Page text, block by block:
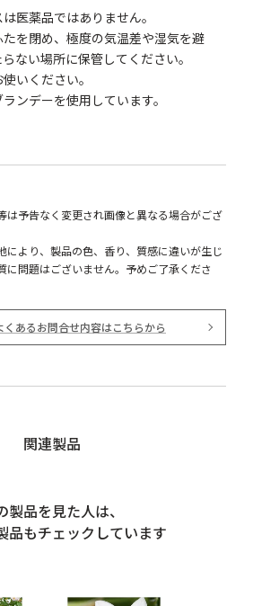
医薬品ではありません。
たを閉め、極度の気温差や湿気を避
ない場所に保管してください。
いください。
ンデーを使用しています。
予告なく変更され画像と異なる場合がござ
より、製品の色、香り、質感に違いが生じ
に問題はございません。予めご了承くださ
あるお問合せ内容はこちらから
関連製品
製品を見た人は、
品もチェックしています